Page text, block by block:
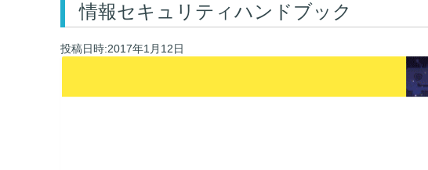
情報セキュリティハンドブック
投稿日時:2017年1月12日